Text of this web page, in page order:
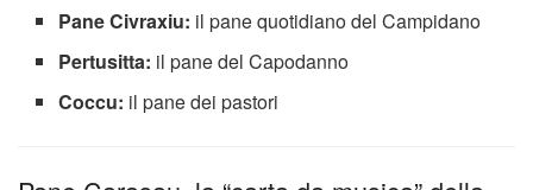
Pane Civraxiu: il pane quotidiano del Campidano
Pertusitta: il pane del Capodanno
Coccu: il pane dei pastori